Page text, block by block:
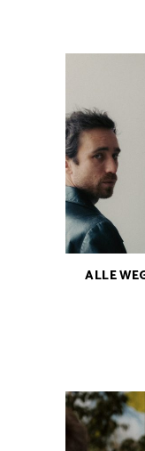
ALLE